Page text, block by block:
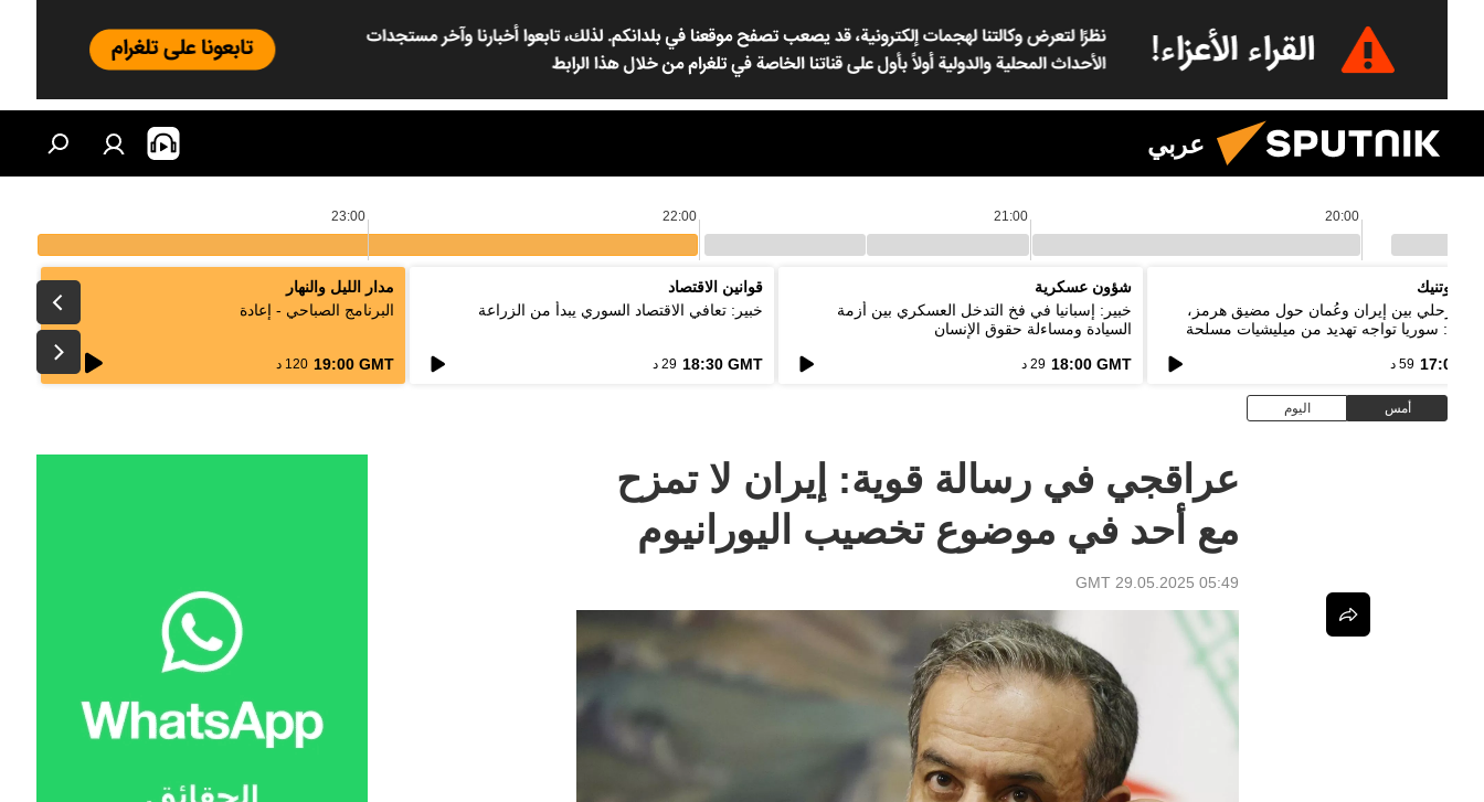
عربي
20:00
21:00
22:00
23:00
سبوتنيك
مرحلي بين إيران وعُمان حول مضيق هرمز،
سوريا تواجه تهديد من ميليشيات مسلحة
17:00 59 د
شؤون عسكرية
خبير: إسبانيا في فخ التدخل العسكري بين أزمة
السيادة ومساءلة حقوق الإنسان
18:00 GMT 29 د
قوانين الاقتصاد
خبير: تعافي الاقتصاد السوري يبدأ من الزراعة
18:30 GMT 29 د
مدار الليل والنهار
البرنامج الصباحي - إعادة
19:00 GMT 120 د live
أمس اليوم
عراقجي في رسالة قوية: إيران لا تمزح
مع أحد في موضوع تخصيب اليورانيوم
05:49 GMT 29.05.2025